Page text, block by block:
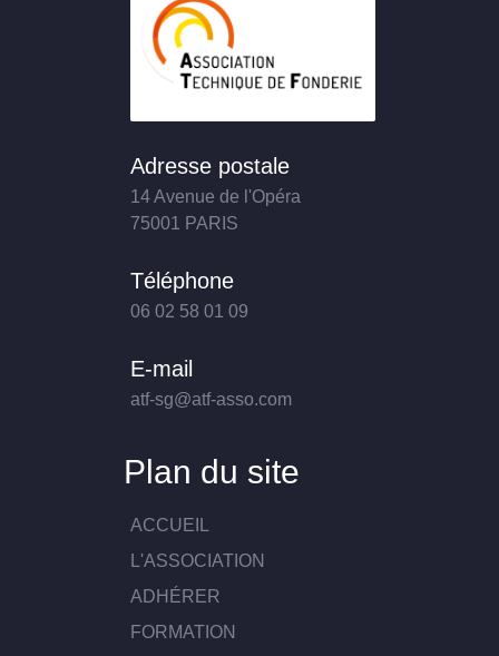
Adresse postale
14 Avenue de l'Opéra
75001 PARIS
Téléphone
06 02 58 01 09
E-mail
atf-sg@atf-asso.com
Plan du site
ACCUEIL
L'ASSOCIATION
ADHÉRER
FORMATION